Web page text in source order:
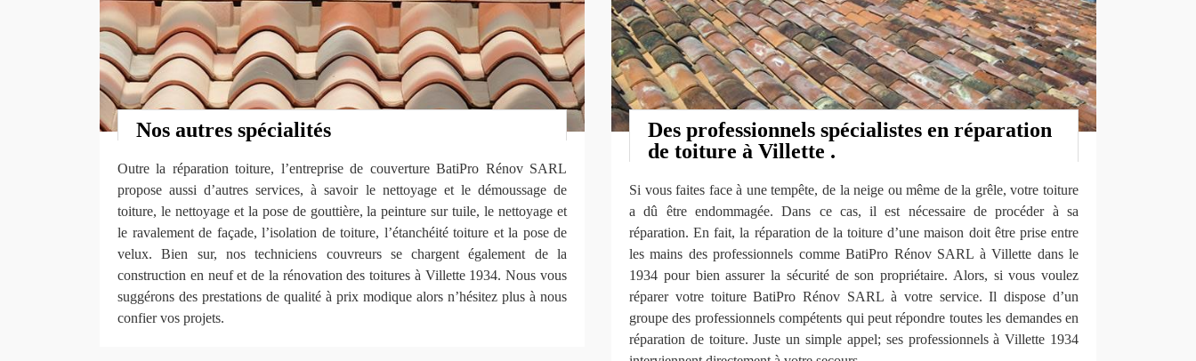
Nos autres spécialités
Outre la réparation toiture, l’entreprise de couverture BatiPro Rénov SARL
propose aussi d’autres services, à savoir le nettoyage et le démoussage de
toiture, le nettoyage et la pose de gouttière, la peinture sur tuile, le nettoyage et
le ravalement de façade, l’isolation de toiture, l’étanchéité toiture et la pose de
velux. Bien sur, nos techniciens couvreurs se chargent également de la
construction en neuf et de la rénovation des toitures à Villette 1934. Nous vous
suggérons des prestations de qualité à prix modique alors n’hésitez plus à nous
confier vos projets.
Des professionnels spécialistes en réparation
de toiture à Villette .
Si vous faites face à une tempête, de la neige ou même de la grêle, votre toiture
a dû être endommagée. Dans ce cas, il est nécessaire de procéder à sa
réparation. En fait, la réparation de la toiture d’une maison doit être prise entre
les mains des professionnels comme BatiPro Rénov SARL à Villette dans le
1934 pour bien assurer la sécurité de son propriétaire. Alors, si vous voulez
réparer votre toiture BatiPro Rénov SARL à votre service. Il dispose d’un
groupe des professionnels compétents qui peut répondre toutes les demandes en
réparation de toiture. Juste un simple appel; ses professionnels à Villette 1934